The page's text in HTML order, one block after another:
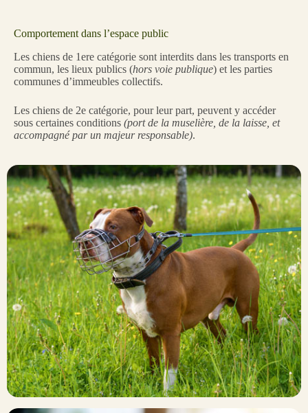
Comportement dans l’espace public
Les chiens de 1ere catégorie sont interdits dans les transports en
commun, les lieux publics (hors voie publique) et les parties
communes d’immeubles collectifs.
Les chiens de 2e catégorie, pour leur part, peuvent y accéder
sous certaines conditions (port de la muselière, de la laisse, et
accompagné par un majeur responsable).